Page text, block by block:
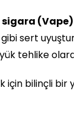
(Vape)
gibi sert
tehlike
için bilinçli